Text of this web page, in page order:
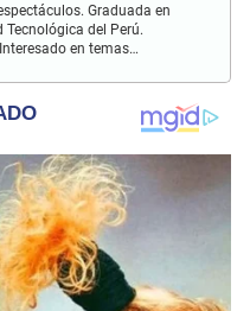
Graduada en
del Perú.
en temas